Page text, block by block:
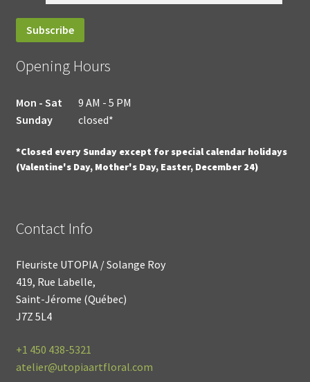
Opening Hours
Mon - Sat
9 AM - 5 PM
Sunday
closed*
*Closed every Sunday except for special calendar holidays
(Valentine's Day, Mother's Day, Easter, December 24)
Contact Info
Fleuriste UTOPIA / Solange Roy
419, Rue Labelle,
Saint-Jérome (Québec)
J7Z 5L4
+1 450 438-5321
atelier@utopiaartfloral.com